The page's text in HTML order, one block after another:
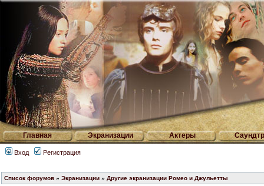
Главная Экранизации Актеры
Вход Регистрация
Список форумов » Экранизации » Другие экранизации Ромео и Джульетты